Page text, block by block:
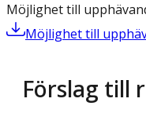
Möjlighet till
Möjlighet till
Förslag till